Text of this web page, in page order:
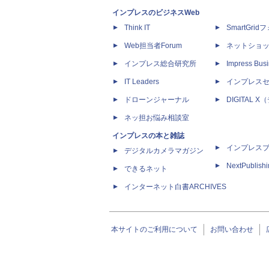
インプレスのビジネスWeb
Think IT
Web担当者Forum
インプレス総合研究所
IT Leaders
ドローンジャーナル
ネッ担お悩み相談室
インプレスの本と雑誌
デジタルカメラマガジン
できるネット
インターネット白書ARCHIVES
SmartGridフ
ネットショ
Impress
インプレス
DIGITAL X（
インプレス
本サイトのご利用について お問い合わせ